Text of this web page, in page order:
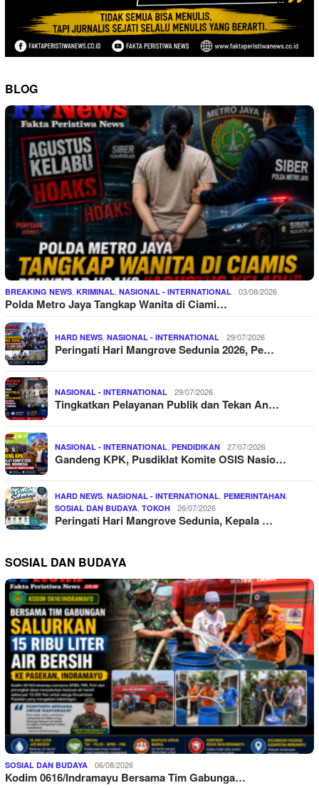
BLOG
BREAKING NEWS KRIMINAL NASIONAL - INTERNATIONAL 03/08/2026
Polda Metro Jaya Tangkap Wanita di Ciami…
HARD NEWS NASIONAL - INTERNATIONAL 29/07/2026
Peringati Hari Mangrove Sedunia 2026, Pe…
NASIONAL - INTERNATIONAL 29/07/2026
Tingkatkan Pelayanan Publik dan Tekan An…
NASIONAL - INTERNATIONAL PENDIDIKAN 27/07/2026
Gandeng KPK, Pusdiklat Komite OSIS Nasio…
HARD NEWS NASIONAL - INTERNATIONAL PEMERINTAHAN
SOSIAL DAN BUDAYA TOKOH 26/07/2026
Peringati Hari Mangrove Sedunia, Kepala …
SOSIAL DAN BUDAYA
SOSIAL DAN BUDAYA 06/08/2026
Kodim 0616/Indramayu Bersama Tim Gabunga…